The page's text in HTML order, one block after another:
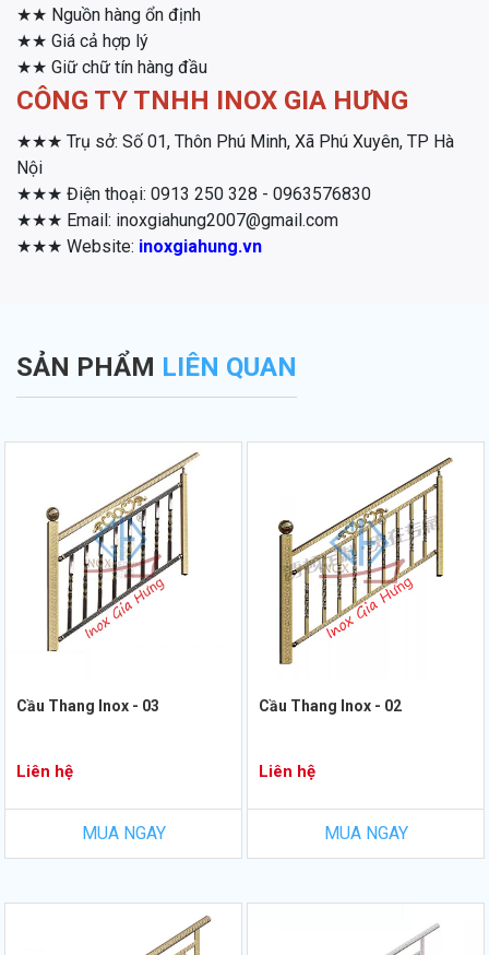
★★ Nguồn hàng ổn định
★★ Giá cả hợp lý
★★ Giữ chữ tín hàng đầu
CÔNG TY TNHH INOX GIA HƯNG
★★★ Trụ sở: Số 01, Thôn Phú Minh, Xã Phú Xuyên, TP Hà
Nội
★★★ Điện thoại: 0913 250 328 - 0963576830
★★★ Email: inoxgiahung2007@gmail.com
★★★ Website: inoxgiahung.vn
SẢN PHẨM LIÊN QUAN
Cầu Thang Inox - 03
Liên hệ
MUA NGAY
Cầu Thang Inox - 02
Liên hệ
MUA NGAY